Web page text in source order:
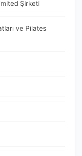
Şirketi
ve Pilates